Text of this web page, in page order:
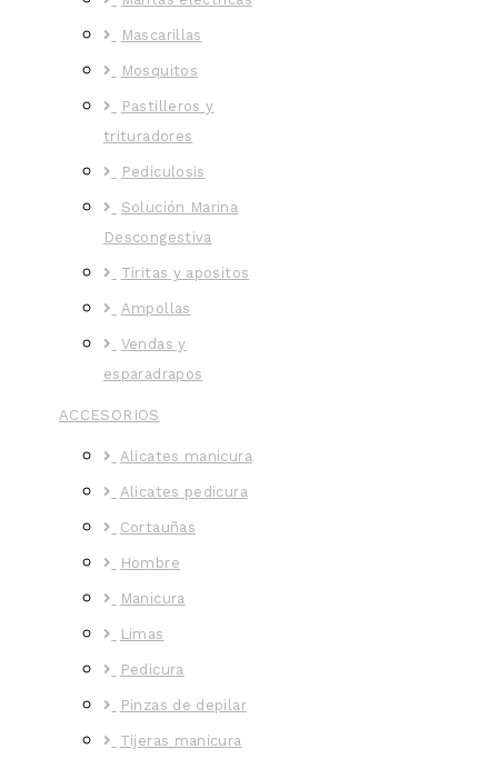
Mascarillas
Mosquitos
Pastilleros y
trituradores
Pediculosis
Solución Marina
Descongestiva
Tiritas y apositos
Ampollas
Vendas y
esparadrapos
ACCESORIOS
Alicates manicura
Alicates pedicura
Cortauñas
Hombre
Manicura
Limas
Pedicura
Pinzas de depilar
Tijeras manicura